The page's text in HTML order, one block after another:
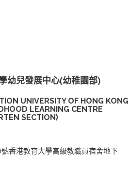
幼兒發展中心(幼稚園部)
UNIVERSITY OF HONG KONG
LEARNING CENTRE
SECTION)
香港教育大學高級教職員宿舍地下